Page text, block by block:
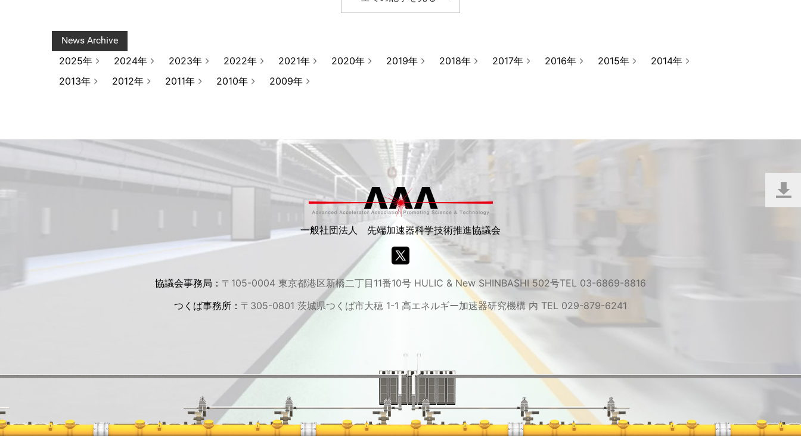
News Archive
2025年 2024年 2023年 2022年 2021年 2020年 2019年 2018年 2017年 2016年 2015年
2014年
2013年
2012年 2011年 2010年 2009年
一般社団法人 先端加速器科学技術推進協議会
協議会事務局： 〒105-0004 東京都港区新橋二丁目11番10号 HULIC & New SHINBASHI 502号TEL 03-6869-8816
つくば事務所： 〒305-0801 茨城県つくば市大穂 1-1 高エネルギー加速器研究機構 内 TEL 029-879-6241